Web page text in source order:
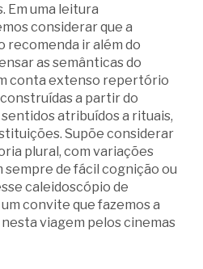
Em uma leitura
considerar que a
recomenda ir além do
as semânticas do
conta extenso repertório
a partir do
atribuídos a rituais,
Supõe considerar
plural, com variações
sempre de fácil cognição ou
caleidoscópio de
convite que fazemos a
viagem pelos cinemas